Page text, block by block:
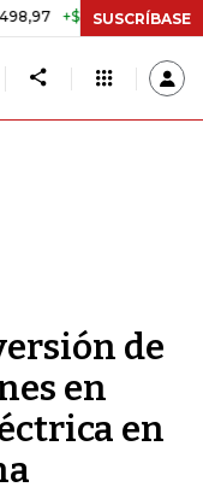
+$ 8.753,81 +2,19%
SUSCRÍBASE
de
en
en